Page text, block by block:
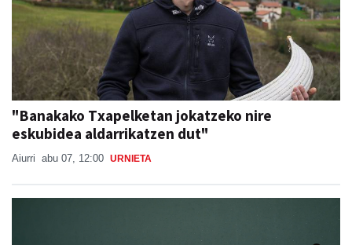
"Banakako Txapelketan jokatzeko nire
eskubidea aldarrikatzen dut"
Aiurri abu 07, 12:00 URNIETA